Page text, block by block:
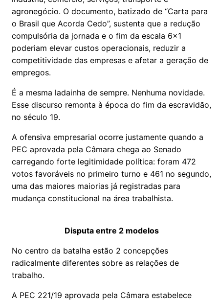
agronegócio. O documento, batizado de “Carta para
o Brasil que Acorda Cedo”, sustenta que a redução
compulsória da jornada e o fim da escala 6x1
poderiam elevar custos operacionais, reduzir a
competitividade das empresas e afetar a geração de
empregos.
É a mesma ladainha de sempre. Nenhuma novidade.
Esse discurso remonta à época do fim da escravidão,
no século 19.
A ofensiva empresarial ocorre justamente quando a
PEC aprovada pela Câmara chega ao Senado
carregando forte legitimidade política: foram 472
votos favoráveis no primeiro turno e 461 no segundo,
uma das maiores maiorias já registradas para
mudança constitucional na área trabalhista.
Disputa entre 2 modelos
No centro da batalha estão 2 concepções
radicalmente diferentes sobre as relações de
trabalho.
A PEC 221/19 aprovada pela Câmara estabelece